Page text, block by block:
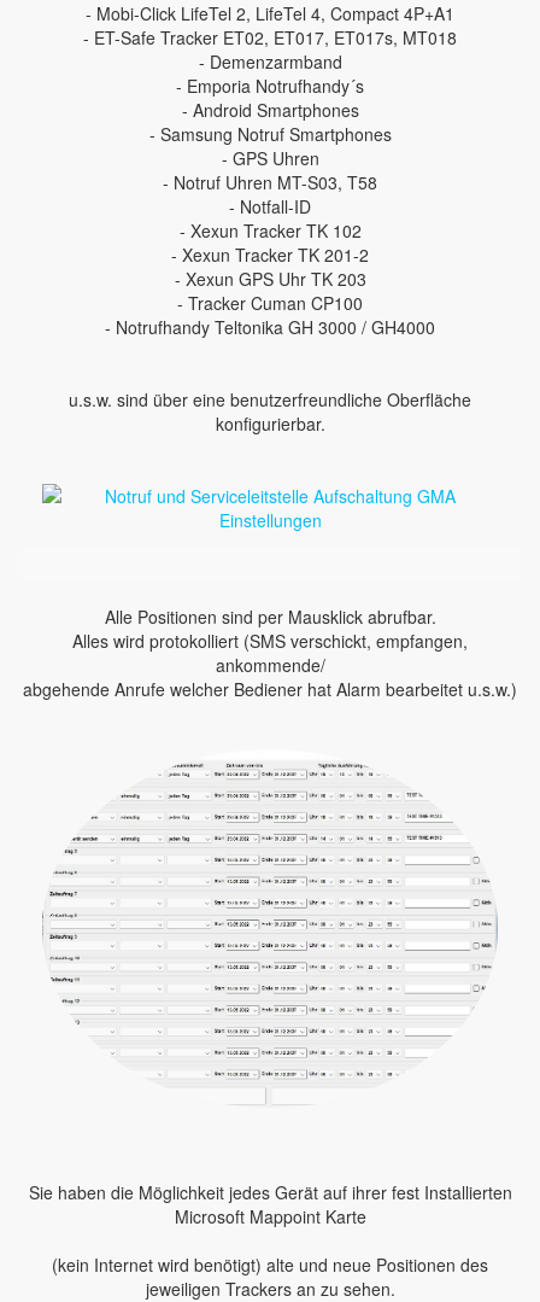
- Mobi-Click LifeTel 2, LifeTel 4, Compact 4P+A1
- ET-Safe Tracker ET02, ET017, ET017s, MT018
- Demenzarmband
- Emporia Notrufhandy´s
- Android Smartphones
- Samsung Notruf Smartphones
- GPS Uhren
- Notruf Uhren MT-S03, T58
- Notfall-ID
- Xexun Tracker TK 102
- Xexun Tracker TK 201-2
- Xexun GPS Uhr TK 203
- Tracker Cuman CP100
- Notrufhandy Teltonika GH 3000 / GH4000
u.s.w. sind über eine benutzerfreundliche Oberfläche
konfigurierbar.
Alle Positionen sind per Mausklick abrufbar.
Alles wird protokolliert (SMS verschickt, empfangen,
ankommende/
abgehende Anrufe welcher Bediener hat Alarm bearbeitet u.s.w.)
Sie haben die Möglichkeit jedes Gerät auf ihrer fest Installierten
Microsoft Mappoint Karte
(kein Internet wird benötigt) alte und neue Positionen des
jeweiligen Trackers an zu sehen.